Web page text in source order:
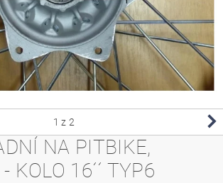
1 z 2
NA PITBIKE,
KOLO 16´´ TYP6